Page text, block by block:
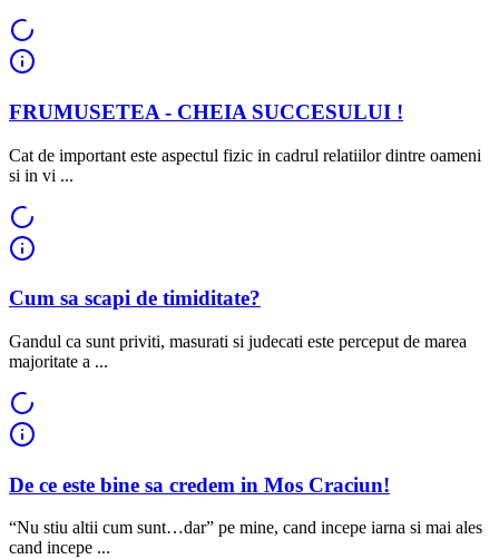
FRUMUSETEA - CHEIA SUCCESULUI !
Cat de important este aspectul fizic in cadrul relatiilor dintre oameni
si in vi ...
Cum sa scapi de timiditate?
Gandul ca sunt priviti, masurati si judecati este perceput de marea
majoritate a ...
De ce este bine sa credem in Mos Craciun!
“Nu stiu altii cum sunt…dar” pe mine, cand incepe iarna si mai ales
cand incepe ...